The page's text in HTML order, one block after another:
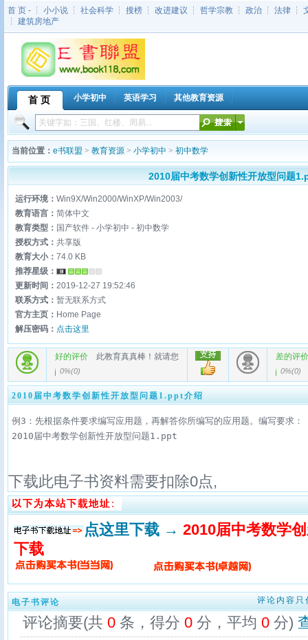
首 页 - ┆ 小小说 ┆ 社会科学 ┆ 搜榜 ┆ 改进建议 ┆ 哲学宗教 ┆ 政治 ┆ 法律 ┆
┆ 建筑房地产
首 页 小学初中 英语学习 其他教育资源
当前位置： e书联盟 > 教育资源 > 小学初中 > 初中数学
2010届中考数学创新性开放型问题
运行环境： Win9X/Win2000/WinXP/Win2003/
教育语言： 简体中文
教育类型： 国产软件 - 小学初中 - 初中数学
授权方式： 共享版
教育大小： 74.0 KB
推荐星级：
更新时间： 2019-12-27 19:52:46
联系方式： 暂无联系方式
官方主页： Home Page
解压密码： 点击这里
好的评价 此教育真真棒！就请您
0%(0)
差的评价
0%(0)
2010届中考数学创新性开放型问题1.ppt介绍
例3：先根据条件要求编写应用题，再解答你所编写的应用题。编
2010届中考数学创新性开放型问题1.ppt
下载此电子书资料需要扣除0点,
点这里下载 → 2010届中考数学
下载
电子书评论 评论内容只
评论摘要(共 0 条，得分 0 分，平均 0 分)